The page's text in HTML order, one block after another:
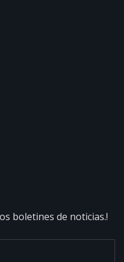
boletines de noticias.!